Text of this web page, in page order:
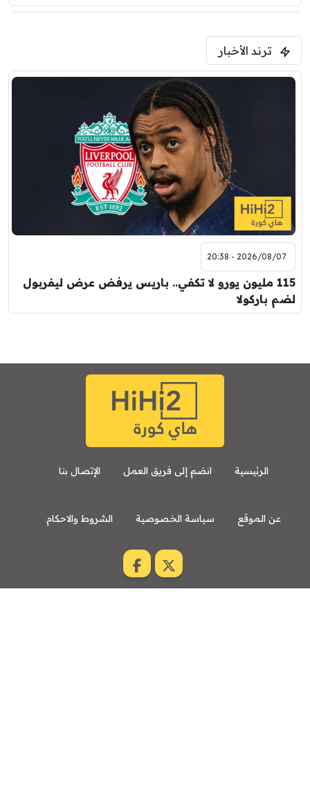
فرينتسفاروشي
7:00 م
مباراة ودية
نوتنغهام فورست
اودينيزي
8:00 م
مباراة ودية
ترند الأخبار
2026/08/07 - 20:38
115 مليون يورو لا تكفي.. باريس يرفض عرض ليفربول
لضم باركولا
الرئيسية انضم إلى فريق العمل الإتصال بنا
عن الموقع سياسة الخصوصية الشروط والاحكام